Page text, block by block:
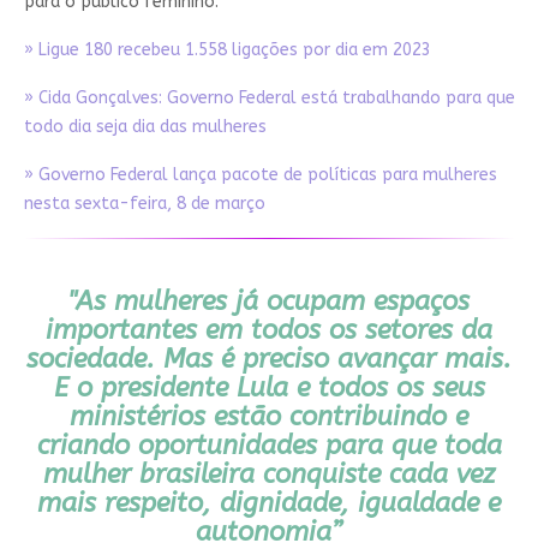
» Ligue 180 recebeu 1.558 ligações por dia em 2023
» Cida Gonçalves: Governo Federal está trabalhando para que
todo dia seja dia das mulheres
» Governo Federal lança pacote de políticas para mulheres
nesta sexta-feira, 8 de março
"As mulheres já ocupam espaços
importantes em todos os setores da
sociedade. Mas é preciso avançar mais.
E o presidente Lula e todos os seus
ministérios estão contribuindo e
criando oportunidades para que toda
mulher brasileira conquiste cada vez
mais respeito, dignidade, igualdade e
autonomia”